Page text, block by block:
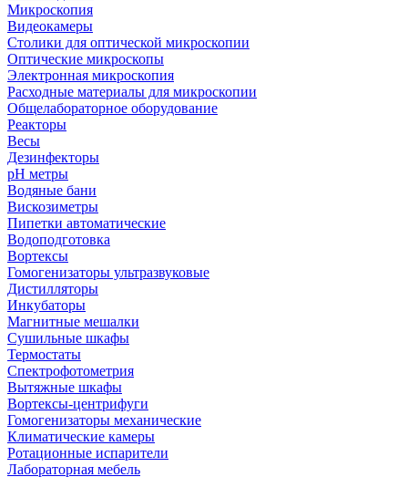
Микроскопия
Видеокамеры
Столики для оптической микроскопии
Оптические микроскопы
Электронная микроскопия
Расходные материалы для микроскопии
Общелабораторное оборудование
Реакторы
Весы
Дезинфекторы
рН метры
Водяные бани
Вискозиметры
Пипетки автоматические
Водоподготовка
Вортексы
Гомогенизаторы ультразвуковые
Дистилляторы
Инкубаторы
Магнитные мешалки
Сушильные шкафы
Термостаты
Спектрофотометрия
Вытяжные шкафы
Вортексы-центрифуги
Гомогенизаторы механические
Климатические камеры
Ротационные испарители
Лабораторная мебель